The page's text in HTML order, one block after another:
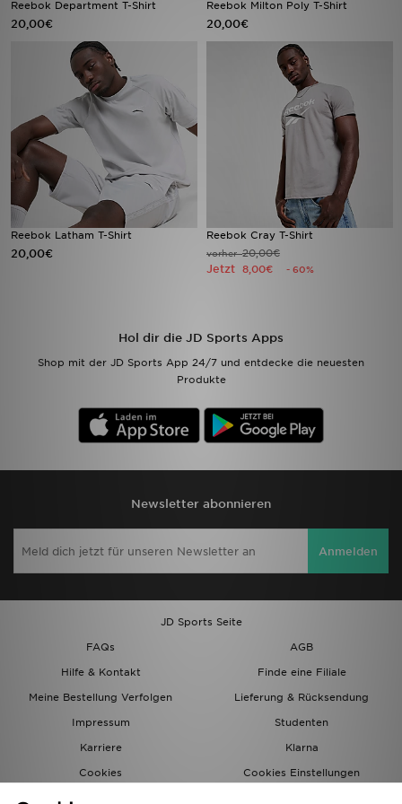
Reebok Department T-Shirt
20,00€
Reebok Milton Poly T-Shirt
20,00€
Reebok Latham T-Shirt
20,00€
Reebok Cray T-Shirt
vorher20,00€
Jetzt 8,00€ - 60%
Hol dir die JD Sports Apps
Shop mit der JD Sports App 24/7 und entdecke die neuesten
Produkte
Newsletter abonnieren
Anmelden
JD Sports Seite
FAQs
AGB
Hilfe & Kontakt
Finde eine Filiale
Meine Bestellung Verfolgen
Lieferung & Rücksendung
Impressum
Studenten
Karriere
Klarna
Cookies
Cookies Einstellungen
Filialfinder
Hilfe & Kontakt
Geschenkgutschein
Studenten
Blog